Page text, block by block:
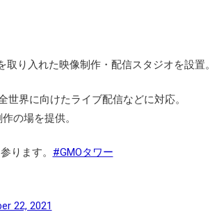
り入れた映像制作・配信スタジオを設置。
世界に向けたライブ配信などに対応。
の場を提供。
ります。 #GMOタワー
22, 2021